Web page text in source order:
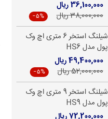
36,100,000 ریال
38,000,000 ریال
‎−5%
شیلنگ استخر 6 متری اچ وک
پول مدل HS6
49,400,000 ریال
52,000,000 ریال
‎−5%
شیلنگ استخر 9 متری اچ وک
پول مدل HS9
72,200,000 ریال